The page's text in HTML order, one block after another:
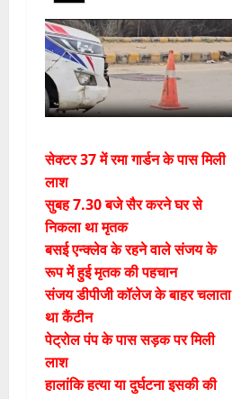
सेक्टर 37 में रमा गार्डन के पास मिली
लाश
सुबह 7.30 बजे सैर करने घर से
निकला था मृतक
बसई एन्क्लेव के रहने वाले संजय के
रूप में हुई मृतक की पहचान
संजय डीपीजी कॉलेज के बाहर चलाता
था कैंटीन
पेट्रोल पंप के पास सड़क पर मिली
लाश
हालांकि हत्या या दुर्घटना इसकी की